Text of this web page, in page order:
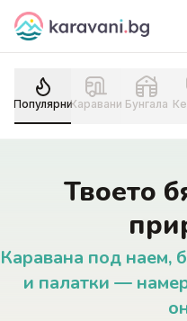
Skip to content
ПопулярниКаравани Бунгала
Твоето
Каравана под наем,
и палатки —